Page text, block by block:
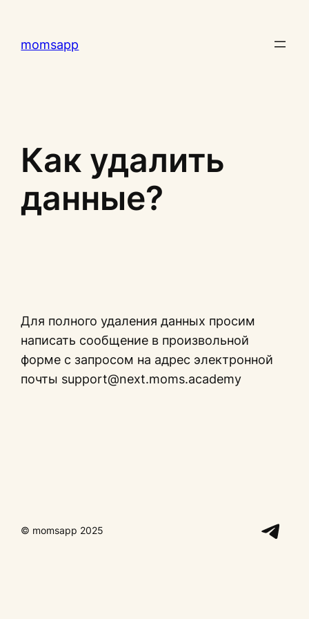
содержимому
momsapp
Как удалить
данные?
Для полного удаления данных просим
написать сообщение в произвольной
форме с запросом на адрес электронной
почты support@next.moms.academy
© momsapp 2025